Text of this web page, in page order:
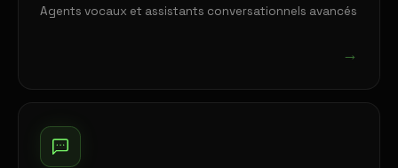
Agents vocaux et assistants conversationnels avancés
→